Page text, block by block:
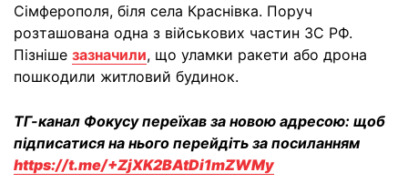
Сімферополя, біля села Краснівка. Поруч
розташована одна з військових частин ЗС РФ.
Пізніше зазначили, що уламки ракети або дрона
пошкодили житловий будинок.
ТГ-канал Фокусу переїхав за новою адресою: щоб
підписатися на нього перейдіть за посиланням
https://t.me/+ZjXK2BAtDi1mZWMy